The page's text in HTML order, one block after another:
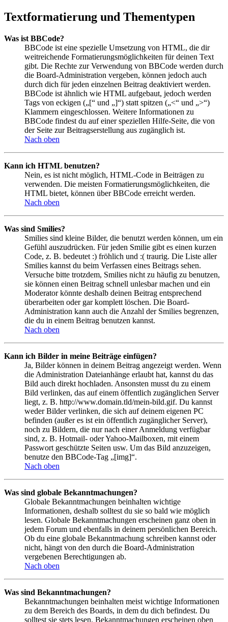
Textformatierung und Thementypen
Was ist BBCode?
BBCode ist eine spezielle Umsetzung von HTML, die dir
weitreichende Formatierungsmöglichkeiten für deinen Text
gibt. Die Rechte zur Verwendung von BBCode werden durch
die Board-Administration vergeben, können jedoch auch
durch dich für jeden einzelnen Beitrag deaktiviert werden.
BBCode ist ähnlich wie HTML aufgebaut, jedoch werden
Tags von eckigen („[“ und „]“) statt spitzen („<“ und „>“)
Klammern eingeschlossen. Weitere Informationen zu
BBCode findest du auf einer speziellen Hilfe-Seite, die von
der Seite zur Beitragserstellung aus zugänglich ist.
Nach oben
Kann ich HTML benutzen?
Nein, es ist nicht möglich, HTML-Code in Beiträgen zu
verwenden. Die meisten Formatierungsmöglichkeiten, die
HTML bietet, können über BBCode erreicht werden.
Nach oben
Was sind Smilies?
Smilies sind kleine Bilder, die benutzt werden können, um ein
Gefühl auszudrücken. Für jeden Smilie gibt es einen kurzen
Code, z. B. bedeutet :) fröhlich und :( traurig. Die Liste aller
Smilies kannst du beim Verfassen eines Beitrags sehen.
Versuche bitte trotzdem, Smilies nicht zu häufig zu benutzen,
sie können einen Beitrag schnell unlesbar machen und ein
Moderator könnte deshalb deinen Beitrag entsprechend
überarbeiten oder gar komplett löschen. Die Board-
Administration kann auch die Anzahl der Smilies begrenzen,
die du in einem Beitrag benutzen kannst.
Nach oben
Kann ich Bilder in meine Beiträge einfügen?
Ja, Bilder können in deinem Beitrag angezeigt werden. Wenn
die Administration Dateianhänge erlaubt hat, kannst du das
Bild auch direkt hochladen. Ansonsten musst du zu einem
Bild verlinken, das auf einem öffentlich zugänglichen Server
liegt, z. B. http://www.domain.tld/mein-bild.gif. Du kannst
weder Bilder verlinken, die sich auf deinem eigenen PC
befinden (außer es ist ein öffentlich zugänglicher Server),
noch zu Bildern, die nur nach einer Anmeldung verfügbar
sind, z. B. Hotmail- oder Yahoo-Mailboxen, mit einem
Passwort geschützte Seiten usw. Um das Bild anzuzeigen,
benutze den BBCode-Tag „[img]“.
Nach oben
Was sind globale Bekanntmachungen?
Globale Bekanntmachungen beinhalten wichtige
Informationen, deshalb solltest du sie so bald wie möglich
lesen. Globale Bekanntmachungen erscheinen ganz oben in
jedem Forum und ebenfalls in deinem persönlichen Bereich.
Ob du eine globale Bekanntmachung schreiben kannst oder
nicht, hängt von den durch die Board-Administration
vergebenen Berechtigungen ab.
Nach oben
Was sind Bekanntmachungen?
Bekanntmachungen beinhalten meist wichtige Informationen
zu dem Bereich des Boards, in dem du dich befindest. Du
solltest sie stets lesen. Bekanntmachungen erscheinen oben